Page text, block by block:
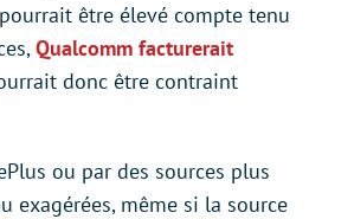
être élevé compte tenu
Qualcomm facturerait
donc être contraint
ou par des sources plus
exagérées, même si la source